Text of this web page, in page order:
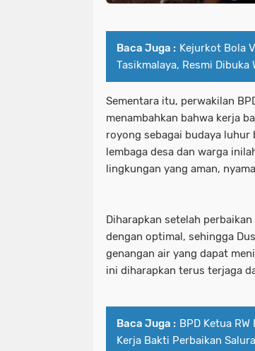
Baca Juga : Kejurkot Bola
Tasikmalaya, Resmi Dibuka
Sementara itu, perwakilan
menambahkan bahwa kerja
royong sebagai budaya luhur
lembaga desa dan warga
lingkungan yang aman,
Diharapkan setelah
dengan optimal, sehingga
genangan air yang dapat
ini diharapkan terus terjaga
Baca Juga : BPD Ketua
Kerja Bakti Perbaikan